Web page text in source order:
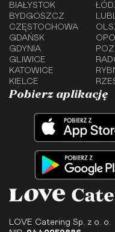
BIAŁYSTOK
BYDGOSZCZ
CZĘSTOCHOWA
GDAŃSK
GDYNIA
GLIWICE
KATOWICE
KIELCE
Pobierz aplikację
LOVE Catering Sp. z o. o.